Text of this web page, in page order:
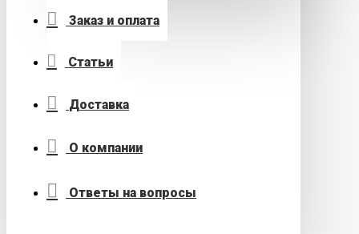
Заказ и оплата
Статьи
Доставка
О компании
Ответы на вопросы